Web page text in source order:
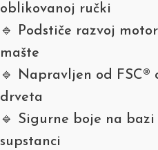
oblikovanoj ručki
🔹 Podstiče razvoj
mašte
🔹 Napravljen od
drveta
🔹 Sigurne boje na
supstanci